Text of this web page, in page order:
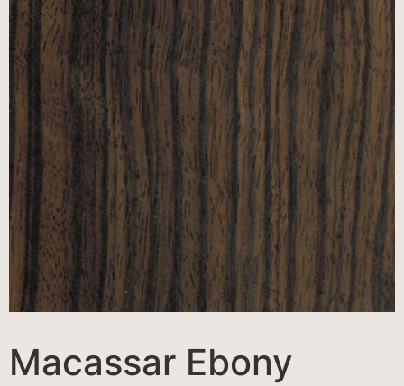
Macassar Ebony